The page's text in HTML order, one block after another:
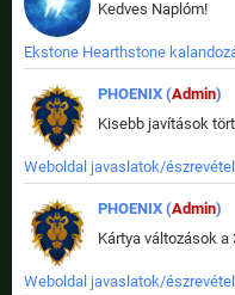
Kedves Naplóm!
Ekstone Hearthstone
PHOENIX (Admin)
Kisebb javítások
Weboldal javaslatok/
PHOENIX (Admin)
Weboldal javaslatok/